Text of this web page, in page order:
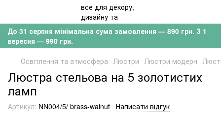
До 31 серпня мінімальна сума замовлення — 890 грн. З 1
вересня — 990 грн.
Освітлення та атмосфера Люстри Люстри модерн
Люстра стельова на 5 золотистих
ламп
Артикул: NN004/5/ brass-walnut Написати відгук